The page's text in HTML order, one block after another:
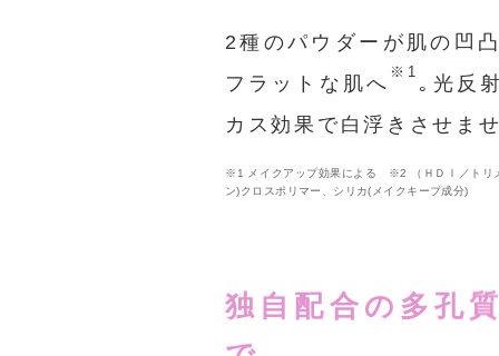
2種のパウダーが肌の凹
フラットな肌へ ※1 ｡光反
カス効果で白浮きさせませ
※1 メイクアップ効果による ※2 （ＨＤＩ／トリ
ン)クロスポリマー、シリカ(メイクキープ成分)
独自配合の多孔